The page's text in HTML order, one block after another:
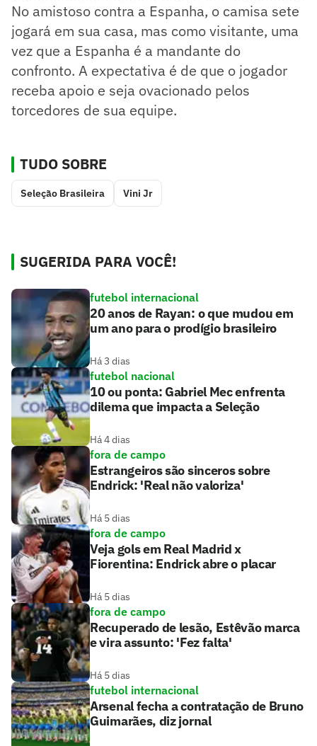
No amistoso contra a Espanha, o camisa sete
jogará em sua casa, mas como visitante, uma
vez que a Espanha é a mandante do
confronto. A expectativa é de que o jogador
receba apoio e seja ovacionado pelos
torcedores de sua equipe.
TUDO SOBRE
Seleção Brasileira Vini Jr
SUGERIDA PARA VOCÊ!
futebol internacional
20 anos de Rayan: o que mudou em
um ano para o prodígio brasileiro
Há 3 dias
futebol nacional
10 ou ponta: Gabriel Mec enfrenta
dilema que impacta a Seleção
Há 4 dias
fora de campo
Estrangeiros são sinceros sobre
Endrick: 'Real não valoriza'
Há 5 dias
fora de campo
Veja gols em Real Madrid x
Fiorentina: Endrick abre o placar
Há 5 dias
fora de campo
Recuperado de lesão, Estêvão marca
e vira assunto: 'Fez falta'
Há 5 dias
futebol internacional
Arsenal fecha a contratação de Bruno
Guimarães, diz jornal